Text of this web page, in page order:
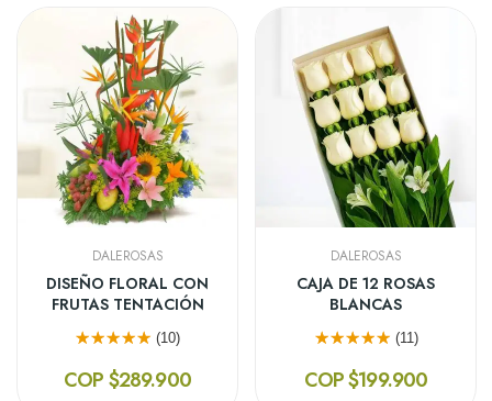
DALEROSAS
DISEÑO FLORAL CON
FRUTAS TENTACIÓN
(10)
COP $289.900
DALEROSAS
CAJA DE 12 ROSAS
BLANCAS
(11)
COP $199.900